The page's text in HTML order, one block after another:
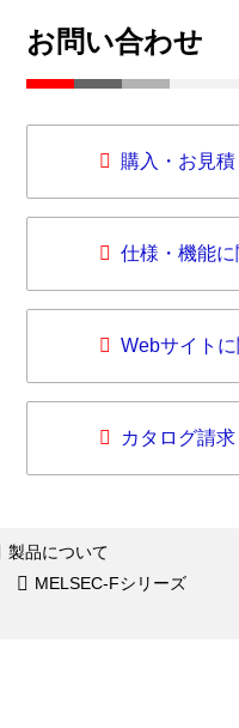
お問い合わせ
購入・お見
仕様・機能
Webサイト
カタログ請求
製品について
MELSEC-Fシリーズ